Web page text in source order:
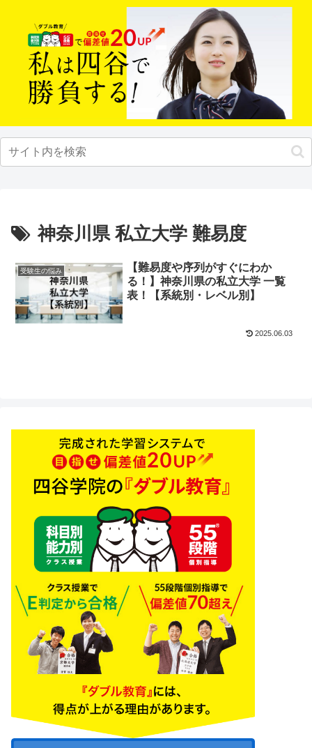
神奈川県 私立大学 難易度
受験生の悩み
【難易度や序列がすぐにわか
る！】神奈川県の私立大学 一覧
表！【系統別・レベル別】
2025.06.03